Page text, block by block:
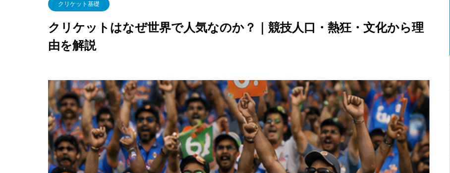
クリケット基礎
クリケットはなぜ世界で人気なのか？｜競技人口・熱狂・文化から理
由を解説